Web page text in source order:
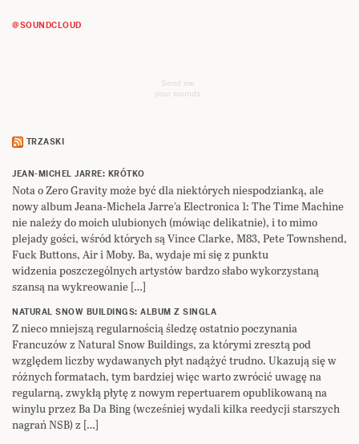
@SOUNDCLOUD
Send me
your sounds
TRZASKI
JEAN-MICHEL JARRE: KRÓTKO
Nota o Zero Gravity może być dla niektórych niespodzianką, ale
nowy album Jeana-Michela Jarre’a Electronica 1: The Time Machine
nie należy do moich ulubionych (mówiąc delikatnie), i to mimo
plejady gości, wśród których są Vince Clarke, M83, Pete Townshend,
Fuck Buttons, Air i Moby. Ba, wydaje mi się z punktu
widzenia poszczególnych artystów bardzo słabo wykorzystaną
szansą na wykreowanie […]
NATURAL SNOW BUILDINGS: ALBUM Z SINGLA
Z nieco mniejszą regularnością śledzę ostatnio poczynania
Francuzów z Natural Snow Buildings, za którymi zresztą pod
względem liczby wydawanych płyt nadążyć trudno. Ukazują się w
różnych formatach, tym bardziej więc warto zwrócić uwagę na
regularną, zwykłą płytę z nowym repertuarem opublikowaną na
winylu przez Ba Da Bing (wcześniej wydali kilka reedycji starszych
nagrań NSB) z […]